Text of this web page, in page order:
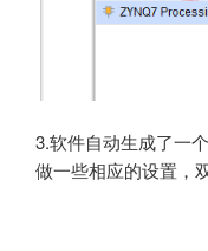
3.软件自动生成了一
做一些相应的设置，